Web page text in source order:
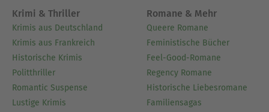
Krimi & Thriller
Krimis aus Deutschland
Krimis aus Frankreich
Historische Krimis
Politthriller
Romantic Suspense
Lustige Krimis
Romane & Mehr
Queere Romane
Feministische Bücher
Feel-Good-Romane
Regency Romane
Historische Liebesromane
Familiensagas